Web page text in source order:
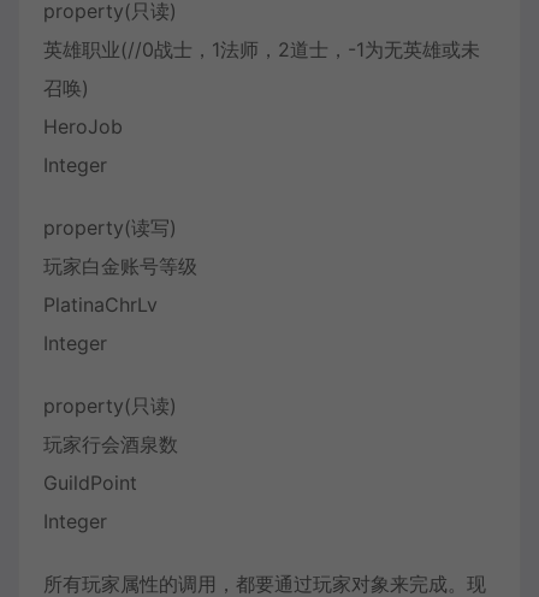
property(只读)
英雄职业(//0战士，1法师，2道士，-1为无英雄或未
召唤)
HeroJob
Integer
property(读写)
玩家白金账号等级
PlatinaChrLv
Integer
property(只读)
玩家行会酒泉数
GuildPoint
Integer
所有玩家属性的调用，都要通过玩家对象来完成。现